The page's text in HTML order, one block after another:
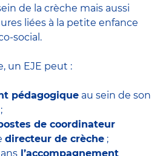
de la crèche mais aussi
liées à la petite enfance
social.
un EJE peut :
pédagogique au sein de son
de coordinateur
directeur de crèche ;
l’accompagnement